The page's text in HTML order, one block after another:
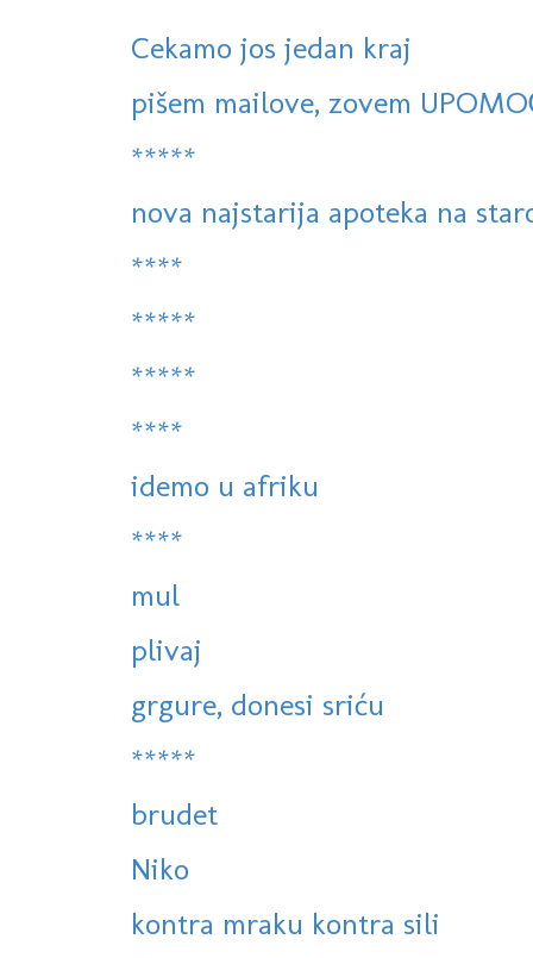
Cekamo jos jedan kraj
pišem mailove, zovem
*****
nova najstarija apoteka na
****
*****
*****
****
idemo u afriku
****
mul
plivaj
grgure, donesi sriću
*****
brudet
Niko
kontra mraku kontra sili